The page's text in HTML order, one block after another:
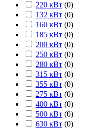
220 кВт (0)
132 кВт (0)
160 кВт (0)
185 кВт (0)
200 кВт (0)
250 кВт (0)
280 кВт (0)
315 кВт (0)
355 кВт (0)
275 кВт (0)
400 кВт (0)
500 кВт (0)
630 кВт (0)